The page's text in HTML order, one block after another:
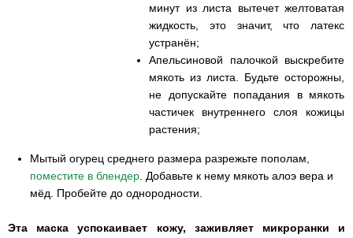
минут из листа вытечет желтоватая
жидкость, это значит, что латекс
устранён;
Апельсиновой палочкой выскребите
мякоть из листа. Будьте осторожны,
не допускайте попадания в мякоть
частичек внутреннего слоя кожицы
растения;
Мытый огурец среднего размера разрежьте пополам,
поместите в блендер . Добавьте к нему мякоть алоэ вера и
мёд. Пробейте до однородности.
Эта маска успокаивает кожу, заживляет микроранки и